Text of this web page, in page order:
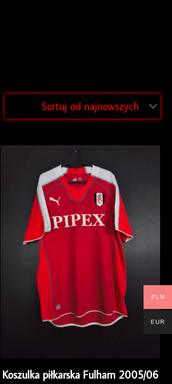
Koszulka piłkarska Fulham 2005/06
PLN
EUR